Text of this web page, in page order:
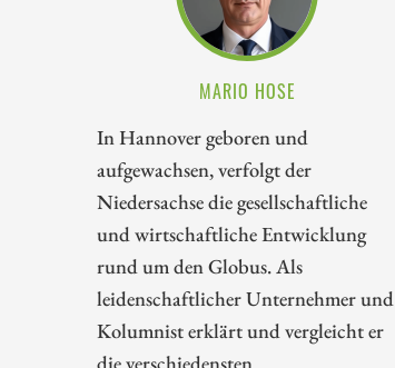
MARIO HOSE
In Hannover geboren und
aufgewachsen, verfolgt der
Niedersachse die gesellschaftliche
und wirtschaftliche Entwicklung
rund um den Globus. Als
leidenschaftlicher Unternehmer und
Kolumnist erklärt und vergleicht er
die verschiedensten